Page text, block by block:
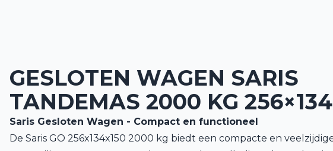
GESLOTEN WAGEN SARIS
TANDEMAS 2000 KG
Saris Gesloten Wagen - Compact en functioneel
De Saris GO 256x134x150 2000 kg biedt een compacte en